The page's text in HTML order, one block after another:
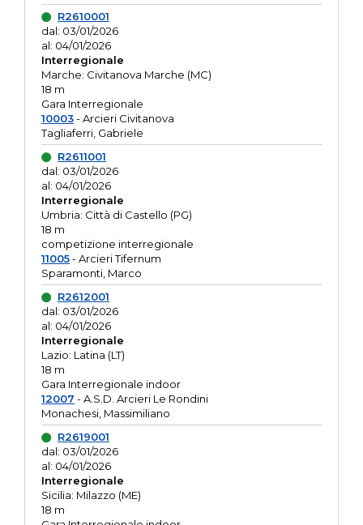
R2610001
dal: 03/01/2026
al: 04/01/2026
Interregionale
Marche: Civitanova Marche (MC)
18 m
Gara Interregionale
10003- Arcieri Civitanova
Tagliaferri, Gabriele
R2611001
dal: 03/01/2026
al: 04/01/2026
Interregionale
Umbria: Città di Castello (PG)
18 m
competizione interregionale
11005- Arcieri Tifernum
Sparamonti, Marco
R2612001
dal: 03/01/2026
al: 04/01/2026
Interregionale
Lazio: Latina (LT)
18 m
Gara Interregionale indoor
12007 - A.S.D. Arcieri Le Rondini
Monachesi, Massimiliano
R2619001
dal: 03/01/2026
al: 04/01/2026
Interregionale
Sicilia: Milazzo (ME)
18 m